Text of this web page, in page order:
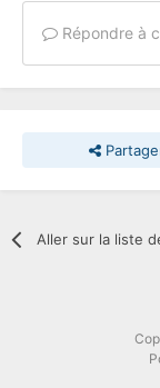
Répondre à
Aller sur la liste